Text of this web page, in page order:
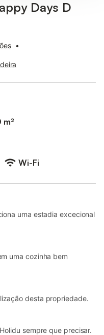
Days D
•
m²
Wi-Fi
uma estadia excecional
uma cozinha bem
desta propriedade.
sempre que precisar.